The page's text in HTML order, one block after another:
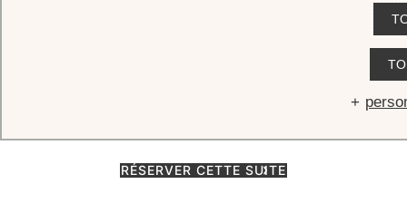
Avec une vue spectaculaire depuis la loggia et salon séparé, la Suite
Une Chambre incarne un luxe discret, baignée de lumière
RÉSERVER CETTE SUITE